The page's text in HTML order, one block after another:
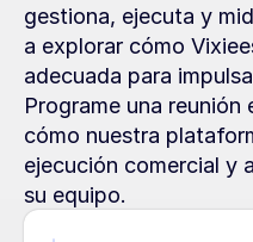
gestiona, ejecuta y
a explorar cómo
adecuada para
Programe una
cómo nuestra
ejecución comercial y
su equipo.